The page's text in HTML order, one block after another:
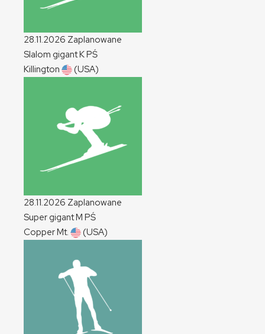
28.11.2026 Zaplanowane
Slalom gigantKPŚ
Killington
(USA)
28.11.2026 Zaplanowane
Super gigantM PŚ
Copper Mt.
(USA)